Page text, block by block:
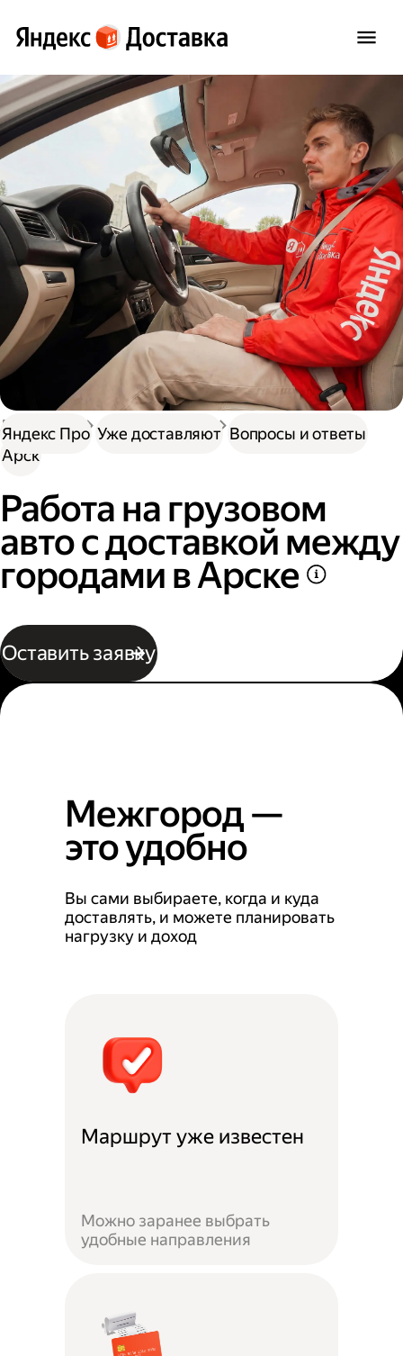
Доставка Нужна работа
Автокурьер
Арск
Работа на грузовом
авто с доставкой между
городами в Арске
Оставить заявку
Яндекс Про Уже доставляют Вопросы и ответы
Межгород —
это удобно
Вы сами выбираете, когда и куда
доставлять, и можете планировать
нагрузку и доход
Маршрут уже известен
Можно заранее выбрать
удобные направления